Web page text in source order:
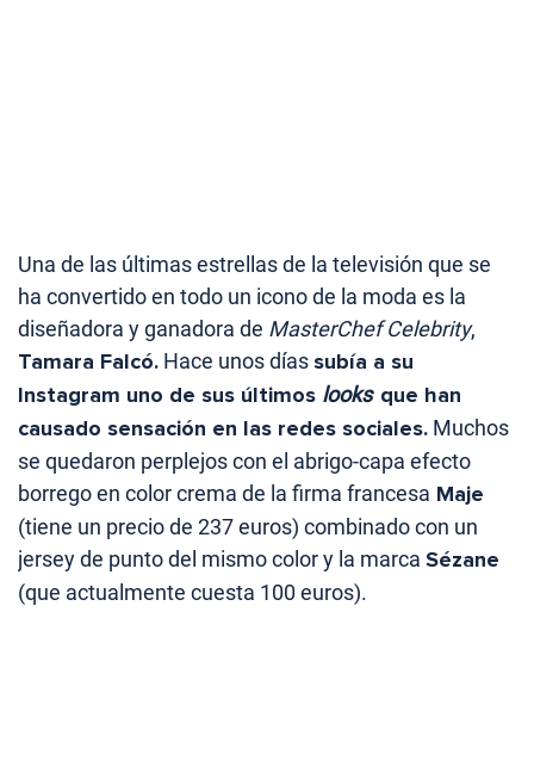
Una de las últimas estrellas de la televisión que se
ha convertido en todo un icono de la moda es la
diseñadora y ganadora de MasterChef Celebrity,
Tamara Falcó. Hace unos días subía a su
Instagram uno de sus últimos looksque han
causado sensación en las redes sociales. Muchos
se quedaron perplejos con el abrigo-capa efecto
borrego en color crema de la firma francesa Maje
(tiene un precio de 237 euros) combinado con un
jersey de punto del mismo color y la marca Sézane
(que actualmente cuesta 100 euros).